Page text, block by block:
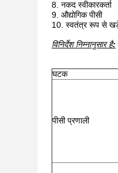
नकद स्वीकारकर्ता
औद्योगिक पीसी
स्वतंत्र रूप से
विनिर्देश निम्नानुसार है:
घटक
पीसी प्रणाली